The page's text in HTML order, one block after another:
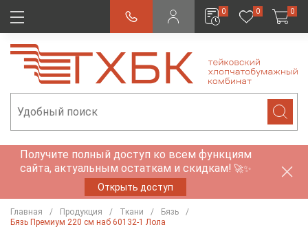
0 0 0
Получите полный доступ ко всем функциям
сайта, актуальным остаткам и скидкам! 🚀✨
Открыть доступ
Главная Продукция Ткани
Бязь
Бязь Премиум 220 см наб 60132-1 Лола